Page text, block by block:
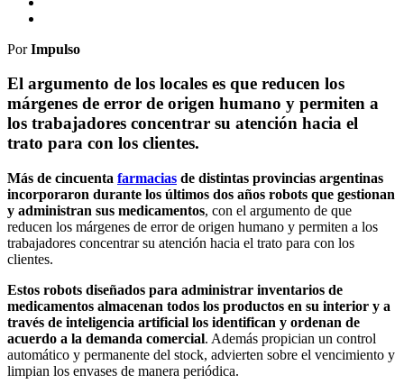
PorImpulso
El argumento de los locales es que reducen los
márgenes de error de origen humano y permiten a
los trabajadores concentrar su atención hacia el
trato para con los clientes.
Más de cincuenta farmacias de distintas provincias argentinas
incorporaron durante los últimos dos años robots que gestionan
y administran sus medicamentos, con el argumento de que
reducen los márgenes de error de origen humano y permiten a los
trabajadores concentrar su atención hacia el trato para con los
clientes.
Estos robots diseñados para administrar inventarios de
medicamentos almacenan todos los productos en su interior y a
través de inteligencia artificial los identifican y ordenan de
acuerdo a la demanda comercial. Además propician un control
automático y permanente del stock, advierten sobre el vencimiento y
limpian los envases de manera periódica.